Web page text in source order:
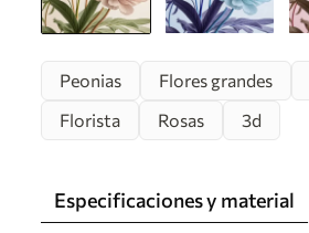
Peonias Flores grandes
Florista
Rosas 3d
Especificaciones y material